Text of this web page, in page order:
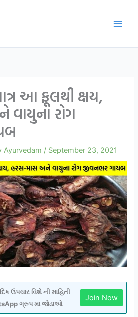
આ ફૂલથી ક્ષય,
રોગ
Ayurvedam / September 23, 2021
ઉપચાર વિશે ની માહિતી
ગ્રુપ મા જોડાઓ
Join Now